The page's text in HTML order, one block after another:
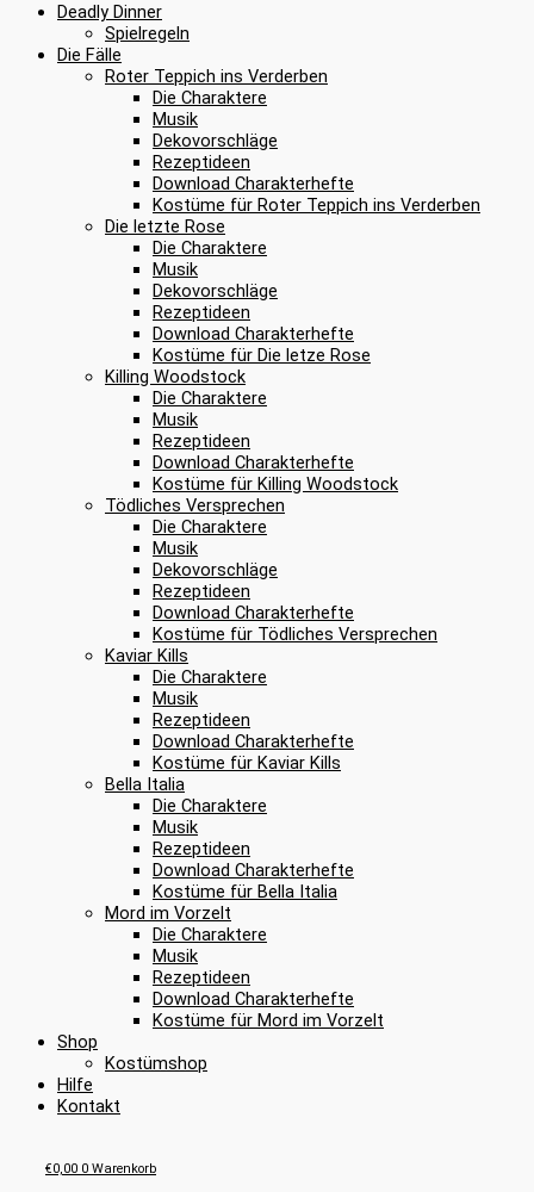
Deadly Dinner
Spielregeln
Die Fälle
Roter Teppich ins Verderben
Die Charaktere
Musik
Dekovorschläge
Rezeptideen
Download Charakterhefte
Kostüme für Roter Teppich ins Verderben
Die letzte Rose
Die Charaktere
Musik
Dekovorschläge
Rezeptideen
Download Charakterhefte
Kostüme für Die letze Rose
Killing Woodstock
Die Charaktere
Musik
Rezeptideen
Download Charakterhefte
Kostüme für Killing Woodstock
Tödliches Versprechen
Die Charaktere
Musik
Dekovorschläge
Rezeptideen
Download Charakterhefte
Kostüme für Tödliches Versprechen
Kaviar Kills
Die Charaktere
Musik
Rezeptideen
Download Charakterhefte
Kostüme für Kaviar Kills
Bella Italia
Die Charaktere
Musik
Rezeptideen
Download Charakterhefte
Kostüme für Bella Italia
Mord im Vorzelt
Die Charaktere
Musik
Rezeptideen
Download Charakterhefte
Kostüme für Mord im Vorzelt
Shop
Kostümshop
Hilfe
Kontakt
€0,00 0 Warenkorb